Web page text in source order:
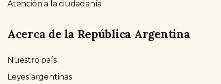
Atención a la ciudadanía
Acerca de la República Argentina
Nuestro país
Leyes argentinas